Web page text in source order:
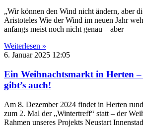
„Wir können den Wind nicht ändern, aber
Aristoteles Wie der Wind im neuen Jahr
anfangs meist noch nicht genau – aber
Weiterlesen »
6. Januar 2025 12:05
Ein Weihnachtsmarkt in Herten –
gibt’s auch!
Am 8. Dezember 2024 findet in Herten
zum 2. Mal der „Wintertreff“ statt – der
Rahmen unseres Projekts Neustart